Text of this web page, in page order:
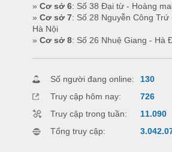
» Cơ sở 6: Số 38 Đại từ - Hoàng
» Cơ sở 7: Số 28 Nguyễn Công Trứ
Hà Nội
» Cơ sở 8: Số 26 Nhuệ Giang - Hà
Số người đang online:
130
Truy cập hôm nay:
726
Truy cập trong tuần:
11.090
Tổng truy cập: